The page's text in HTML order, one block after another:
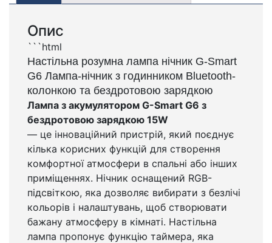
Опис
```html
Настільна розумна лампа нічник G-Smart
G6 Лампа-нічник з годинником Bluetooth-
колонкою та бездротовою зарядкою
Лампа з акумулятором G-Smart G6 з
бездротовою зарядкою 15W
— це інноваційний пристрій, який поєднує
кілька корисних функцій для створення
комфортної атмосфери в спальні або інших
приміщеннях. Нічник оснащений RGB-
підсвіткою, яка дозволяє вибирати з безлічі
кольорів і налаштувань, щоб створювати
бажану атмосферу в кімнаті. Настільна
лампа пропонує функцію таймера, яка